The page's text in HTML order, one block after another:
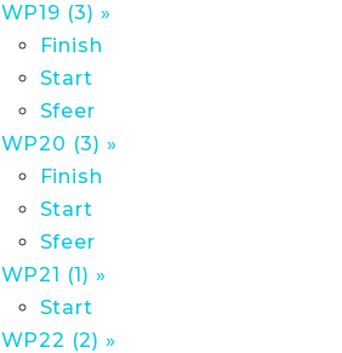
WP19 (3) »
Finish
Start
Sfeer
WP20 (3) »
Finish
Start
Sfeer
WP21 (1) »
Start
WP22 (2) »